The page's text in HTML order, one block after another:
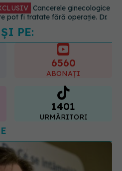
Brahiterapie vs
externă în cancerul
Dr. Sorin Bogdan
explică diferența și
acționează tratamentul
PE:
ABONAȚI
1401
URMĂRITORI